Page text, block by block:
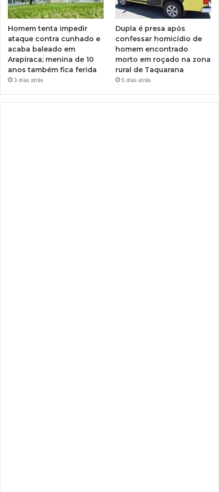
Homem tenta impedir
ataque contra cunhado e
acaba baleado em
Arapiraca; menina de 10
anos também fica ferida
3 dias atrás
Dupla é presa após
confessar homicídio de
homem encontrado
morto em roçado na zona
rural de Taquarana
5 dias atrás